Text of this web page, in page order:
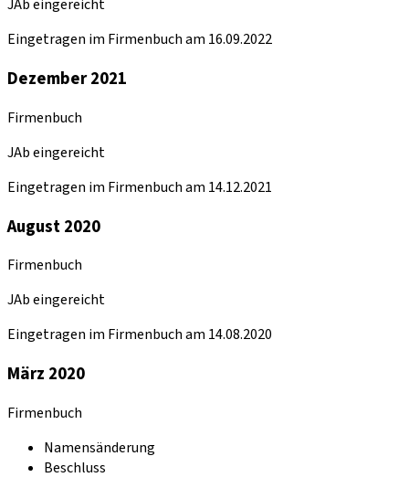
JAb eingereicht
Eingetragen im Firmenbuch am 16.09.2022
Dezember 2021
Firmenbuch
JAb eingereicht
Eingetragen im Firmenbuch am 14.12.2021
August 2020
Firmenbuch
JAb eingereicht
Eingetragen im Firmenbuch am 14.08.2020
März 2020
Firmenbuch
Namensänderung
Beschluss